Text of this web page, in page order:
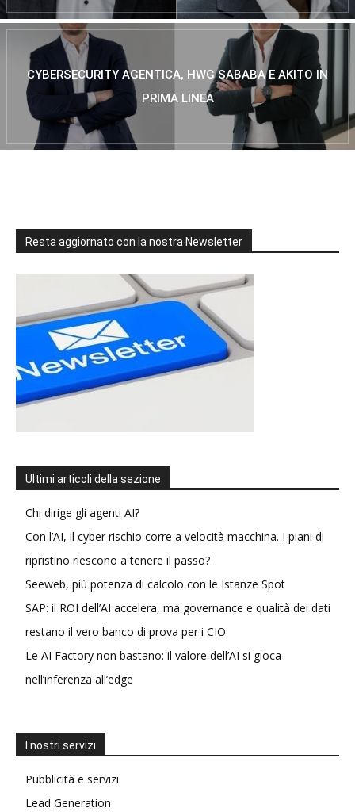
CYBERSECURITY AGENTICA, HWG SABABA E AKITO IN
PRIMA LINEA
Resta aggiornato con la nostra Newsletter
Ultimi articoli della sezione
Chi dirige gli agenti AI?
Con l’AI, il cyber rischio corre a velocità macchina. I piani di
ripristino riescono a tenere il passo?
Seeweb, più potenza di calcolo con le Istanze Spot
SAP: il ROI dell’AI accelera, ma governance e qualità dei dati
restano il vero banco di prova per i CIO
Le AI Factory non bastano: il valore dell’AI si gioca
nell’inferenza all’edge
I nostri servizi
Pubblicità e servizi
Lead Generation